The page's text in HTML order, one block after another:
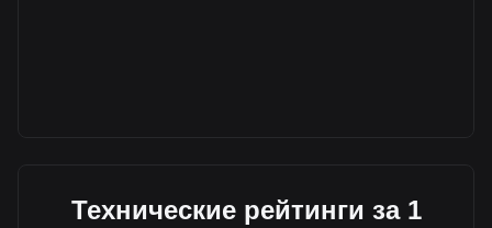
Технические рейтинги за 1